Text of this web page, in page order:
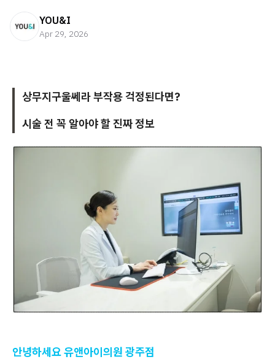
YOU&I
Apr 29, 2026
상무지구울쎄라 부작용 걱정된다면?
시술 전 꼭 알아야 할 진짜 정보
안녕하세요 유앤아이의원 광주점